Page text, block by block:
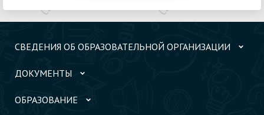
СВЕДЕНИЯ ОБ ОБРАЗОВАТЕЛЬНОЙ ОРГАНИЗАЦИИ
ДОКУМЕНТЫ
ОБРАЗОВАНИЕ